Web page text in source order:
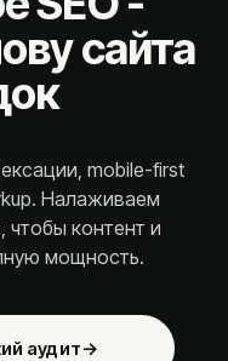
сайта
mobile-first
Налаживаем
чтобы контент и
мощность.
аудит→